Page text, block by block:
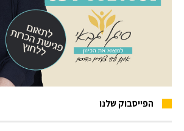
הפייסבוק שלנו